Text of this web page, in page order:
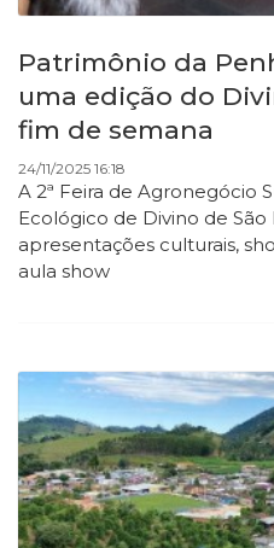
Patrimônio da
uma edição do
fim de semana
24/11/2025 16:18
A 2ª Feira de Agronegócio
Ecológico de Divino de
apresentações culturais,
aula show